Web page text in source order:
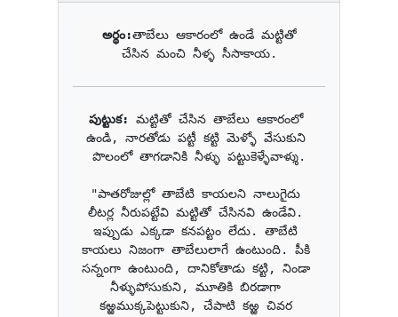
అర్థం:తాబేలు ఆకారంలో ఉండే మట్టితో
చేసిన మంచి నీళ్ళ సీసాకాయ.
పుట్టుక: మట్టితో చేసిన తాబేలు ఆకారంలో
ఉండి, నారతోడు పట్టీ కట్టి మెళ్ళో వేసుకుని
పొలంలో తాగడానికి నీళ్ళు పట్టుకెళ్ళేవాళ్శు.
"పాతరోజుల్లో తాబేటి కాయలని నాలుగైదు
లీటర్ల నీరుపట్టేవి మట్టితో చేసినవి ఉండేవి.
ఇప్పుడు ఎక్కడా కనపట్టం లేదు. తాబేటి
కాయలు నిజంగా తాబేలులాగే ఉంటుంది. పీకి
సన్నంగా ఉంటుంది, దానికోతాడు కట్టి, నిండా
నీళ్ళుపోసుకుని, మూతికి బిరడాగా
కఱ్ఱముక్కపెట్టుకుని, చేపాటి కఱ్ఱ చివర